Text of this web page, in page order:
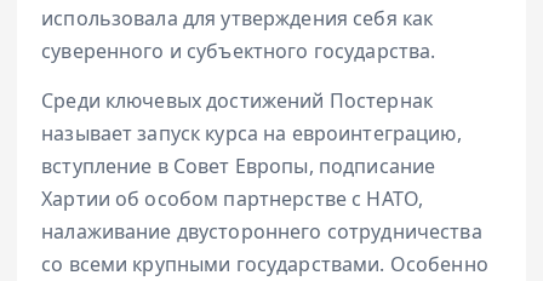
использовала для утверждения себя как
суверенного и субъектного государства.
Среди ключевых достижений Постернак
называет запуск курса на евроинтеграцию,
вступление в Совет Европы, подписание
Хартии об особом партнерстве с НАТО,
налаживание двустороннего сотрудничества
со всеми крупными государствами. Особенно